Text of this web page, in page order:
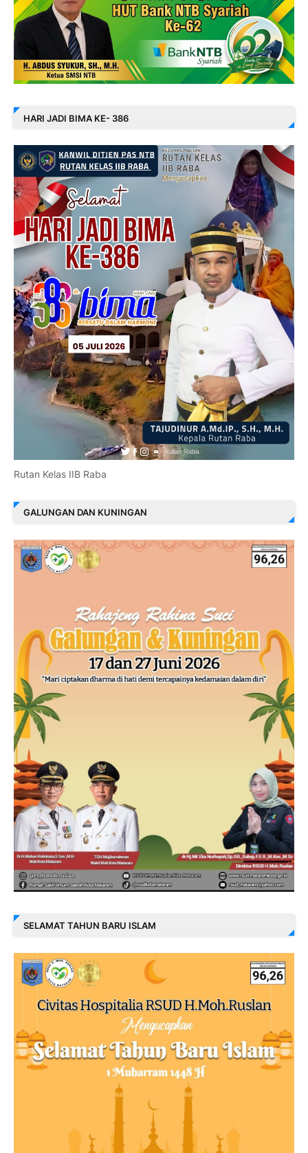
HARI JADI BIMA KE- 386
Rutan Kelas IIB Raba
GALUNGAN DAN KUNINGAN
SELAMAT TAHUN BARU ISLAM